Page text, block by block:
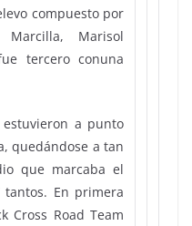
compuesto por
Marisol
tercero conuna
a punto
quedándose a tan
que marcaba el
En primera
Cross Road Team